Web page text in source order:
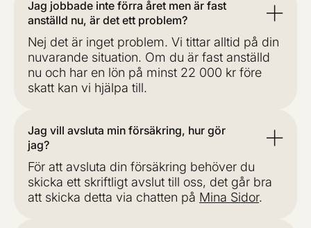
Jag jobbade inte förra året men är fast
anställd nu, är det ett problem?
Nej det är inget problem. Vi tittar alltid på din
nuvarande situation. Om du är fast anställd
nu och har en lön på minst 22 000 kr före
skatt kan vi hjälpa till.
Jag vill avsluta min försäkring, hur gör
jag?
För att avsluta din försäkring behöver du
skicka ett skriftligt avslut till oss, det går bra
att skicka detta via chatten på Mina Sidor.